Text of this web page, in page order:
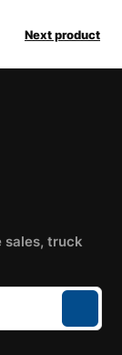
Next product
sales, truck